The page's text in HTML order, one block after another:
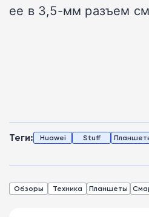
ее в 3,5-мм разъем
Теги: Huawei Stuff
Обзоры Техника Планшеты